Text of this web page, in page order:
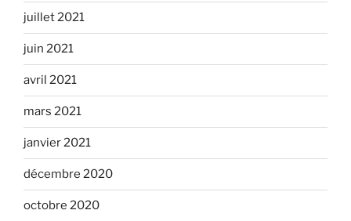
juillet 2021
juin 2021
avril 2021
mars 2021
janvier 2021
décembre 2020
octobre 2020